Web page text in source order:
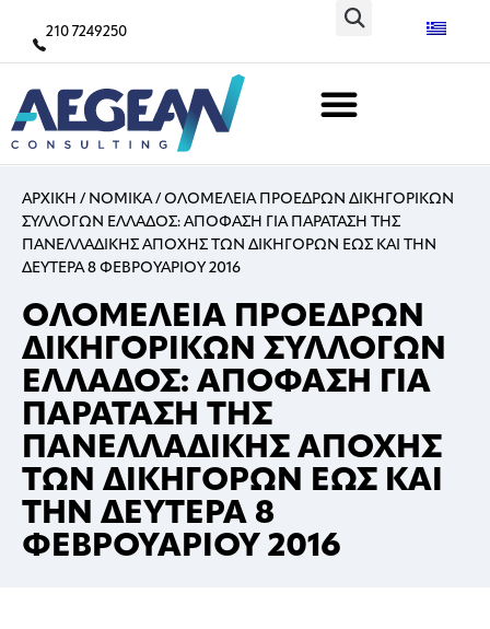
210 7249250
ΑΡΧΙΚΗ / ΝΟΜΙΚΑ/ OΛΟΜΕΛΕΙΑ ΠΡΟΕΔΡΩΝ ΔΙΚΗΓΟΡΙΚΩΝ
ΣΥΛΛΟΓΩΝ ΕΛΛΑΔΟΣ: ΑΠΟΦΑΣΗ ΓΙΑ ΠΑΡΑΤΑΣΗ ΤΗΣ
ΠΑΝΕΛΛΑΔΙΚΗΣ ΑΠΟΧΗΣ ΤΩΝ ΔΙΚΗΓΟΡΩΝ ΕΩΣ ΚΑΙ ΤΗΝ
ΔΕΥΤΕΡΑ 8 ΦΕΒΡΟΥΑΡΙΟΥ 2016
OΛΟΜΕΛΕΙΑ ΠΡΟΕΔΡΩΝ
ΔΙΚΗΓΟΡΙΚΩΝ ΣΥΛΛΟΓΩΝ
ΕΛΛΑΔΟΣ: ΑΠΟΦΑΣΗ ΓΙΑ
ΠΑΡΑΤΑΣΗ ΤΗΣ
ΠΑΝΕΛΛΑΔΙΚΗΣ ΑΠΟΧΗΣ
ΤΩΝ ΔΙΚΗΓΟΡΩΝ ΕΩΣ ΚΑΙ
ΤΗΝ ΔΕΥΤΕΡΑ 8
ΦΕΒΡΟΥΑΡΙΟΥ 2016